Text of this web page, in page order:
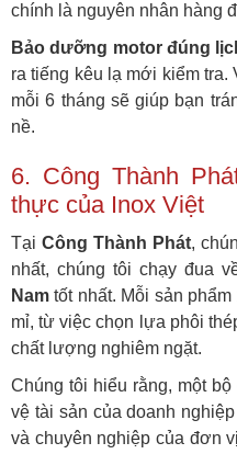
chính là nguyên nhân hàng
Bảo dưỡng motor đúng
ra tiếng kêu lạ mới kiểm tra.
mỗi 6 tháng sẽ giúp bạn
nề.
6. Công Thành
thực của Inox Việt
TạiCông Thành Phát,
nhất, chúng tôi chạy đua
Nam tốt nhất. Mỗi sản
mỉ, từ việc chọn lựa phôi
chất lượng nghiêm ngặt.
Chúng tôi hiểu rằng, một
vệ tài sản của doanh
và chuyên nghiệp của đơn